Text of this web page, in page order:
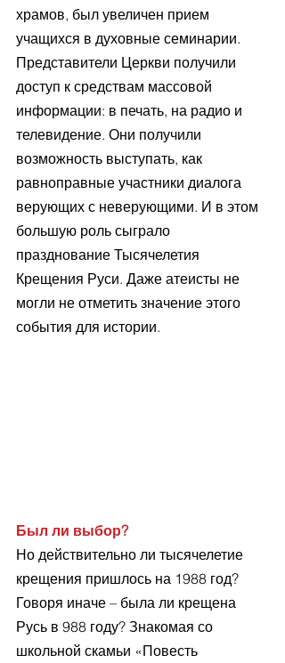
храмов, был увеличен прием
учащихся в духовные семинарии.
Представители Церкви получили
доступ к средствам массовой
информации: в печать, на радио и
телевидение. Они получили
возможность выступать, как
равноправные участники диалога
верующих с неверующими. И в этом
большую роль сыграло
празднование Тысячелетия
Крещения Руси. Даже атеисты не
могли не отметить значение этого
события для истории.
Был ли выбор?
Но действительно ли тысячелетие
крещения пришлось на 1988 год?
Говоря иначе – была ли крещена
Русь в 988 году? Знакомая со
школьной скамьи «Повесть